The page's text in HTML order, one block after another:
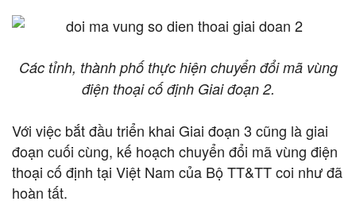
Các tỉnh, thành phố thực hiện chuyển đổi mã vùng
điện thoại cố định Giai đoạn 2.
Với việc bắt đầu triển khai Giai đoạn 3 cũng là giai
đoạn cuối cùng, kế hoạch chuyển đổi mã vùng điện
thoại cố định tại Việt Nam của Bộ TT&TT coi như đã
hoàn tất.